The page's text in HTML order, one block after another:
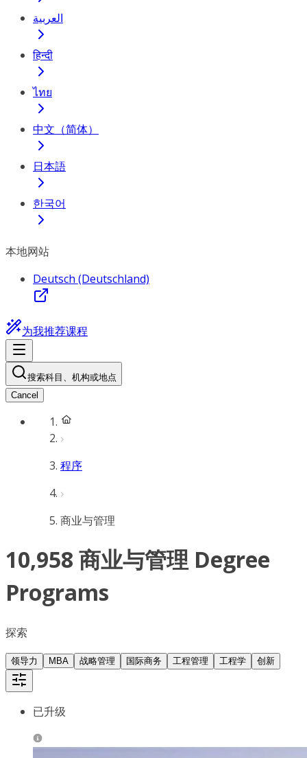
العربية
हिन्दी
ไทย
中文（简体）
日本語
한국어
本地网站
Deutsch (Deutschland)
为我推荐课程
搜索科目、机构或地点
Cancel
程序
商业与管理
10,958 商业与管理 Degree
Programs
探索
领导力 MBA 战略管理 国际商务 工程管理 工程学 创新
已升级